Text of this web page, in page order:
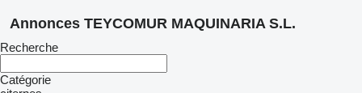
Annonces TEYCOMUR MAQUINARIA S.L.
Recherche
Catégorie